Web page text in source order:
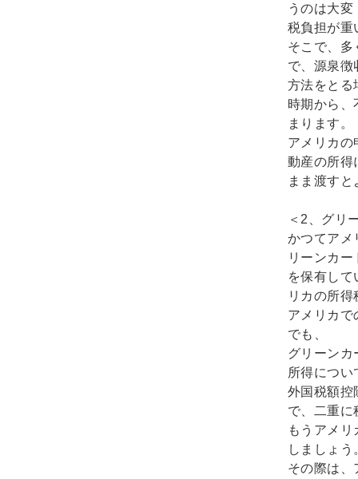
うのは大変
税負担が重
そこで、
で、源泉徴
方法をとる
時期から、
まります。
アメリカ
動産の所得
まま渡す
＜2、グリ
かつてアメ
リーンカ
を保有し
リカの所
アメリカで
でも、
グリーンカ
所得につ
外国税額控
で、二重に
もうアメ
しましょう
その際は、